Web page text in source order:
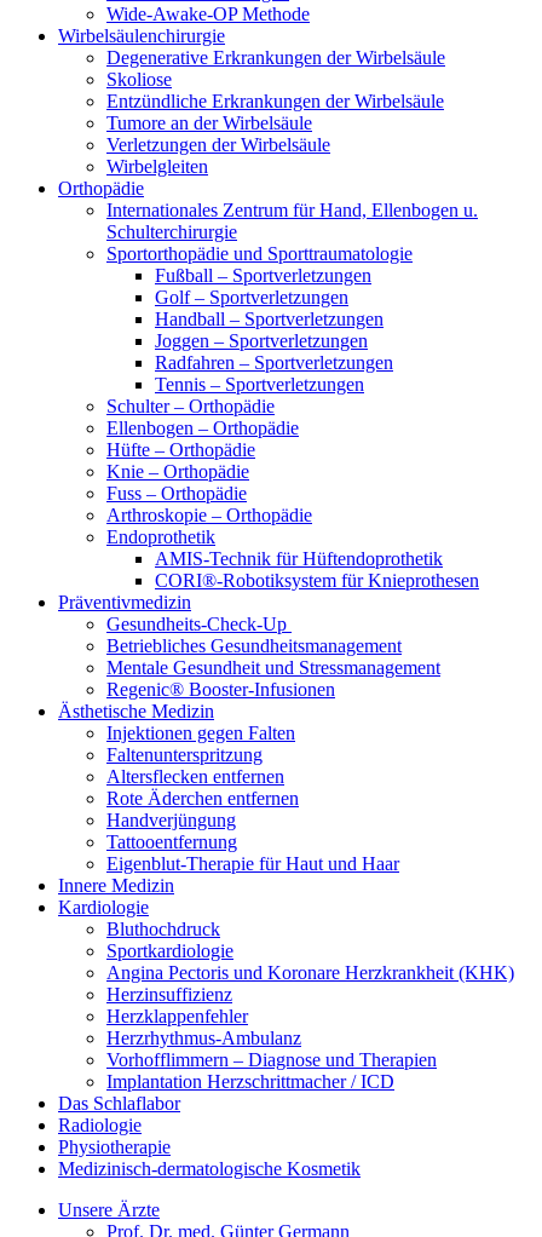
Wide-Awake-OP Methode
Wirbelsäulenchirurgie
Degenerative Erkrankungen der Wirbelsäule
Skoliose
Entzündliche Erkrankungen der Wirbelsäule
Tumore an der Wirbelsäule
Verletzungen der Wirbelsäule
Wirbelgleiten
Orthopädie
Internationales Zentrum für Hand, Ellenbogen u.
Schulterchirurgie
Sportorthopädie und Sporttraumatologie
Fußball – Sportverletzungen
Golf – Sportverletzungen
Handball – Sportverletzungen
Joggen – Sportverletzungen
Radfahren – Sportverletzungen
Tennis – Sportverletzungen
Schulter – Orthopädie
Ellenbogen – Orthopädie
Hüfte – Orthopädie
Knie – Orthopädie
Fuss – Orthopädie
Arthroskopie – Orthopädie
Endoprothetik
AMIS-Technik für Hüftendoprothetik
CORI®-Robotiksystem für Knieprothesen
Präventivmedizin
Gesundheits-Check-Up
Betriebliches Gesundheitsmanagement
Mentale Gesundheit und Stressmanagement
Regenic® Booster-Infusionen
Ästhetische Medizin
Injektionen gegen Falten
Faltenunterspritzung
Altersflecken entfernen
Rote Äderchen entfernen
Handverjüngung
Tattooentfernung
Eigenblut-Therapie für Haut und Haar
Innere Medizin
Kardiologie
Bluthochdruck
Sportkardiologie
Angina Pectoris und Koronare Herzkrankheit (KHK)
Herzinsuffizienz
Herzklappenfehler
Herzrhythmus-Ambulanz
Vorhofflimmern – Diagnose und Therapien
Implantation Herzschrittmacher / ICD
Das Schlaflabor
Radiologie
Physiotherapie
Medizinisch-dermatologische Kosmetik
Unsere Ärzte
Prof. Dr. med. Günter Germann